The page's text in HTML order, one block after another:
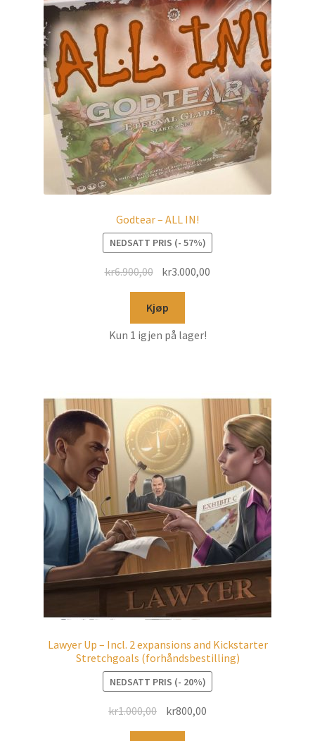
Godtear – ALL IN!
NEDSATT PRIS (- 57%)
kr6.900,00 kr3.000,00
Kjøp
Kun 1 igjen på lager!
Lawyer Up – Incl. 2 expansions and Kickstarter
Stretchgoals (forhåndsbestilling)
NEDSATT PRIS (- 20%)
kr1.000,00 kr800,00